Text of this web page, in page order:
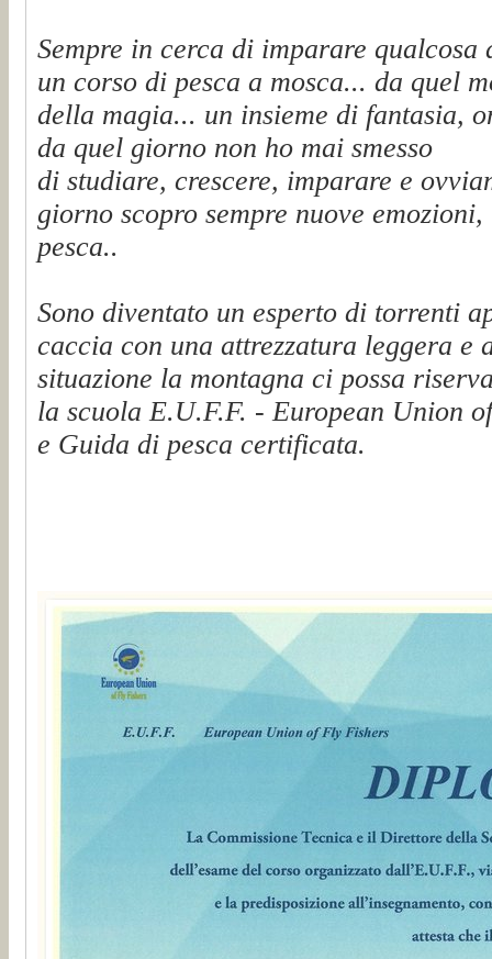
Sempre in cerca di imparare
un corso di pesca a mosca... da quel
della magia... un insieme di fantasia,
da quel giorno non ho mai smesso
di studiare, crescere, imparare e
giorno scopro sempre nuove
pesca..
Sono diventato un esperto di torrenti
caccia con una attrezzatura leggera e
situazione la montagna ci possa
la scuola E.U.F.F. - European Union
e Guida di pesca certificata.